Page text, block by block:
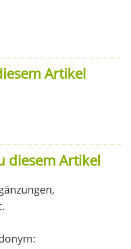
Artikel
diesem Artikel